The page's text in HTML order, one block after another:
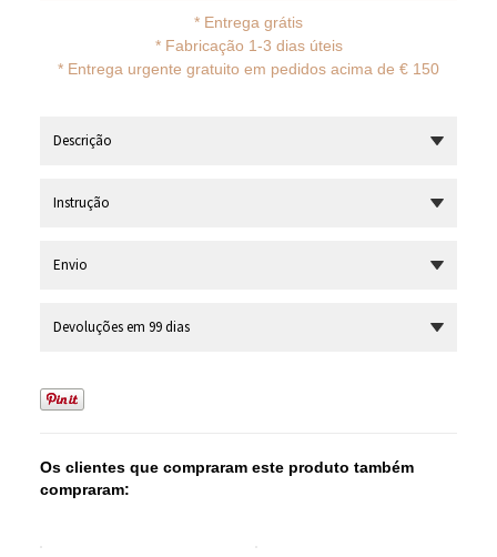
* Entrega grátis
* Fabricação 1-3 dias úteis
* Entrega urgente gratuito em pedidos acima de € 150
Descrição
Instrução
Envio
Devoluções em 99 dias
Os clientes que compraram este produto também
compraram: